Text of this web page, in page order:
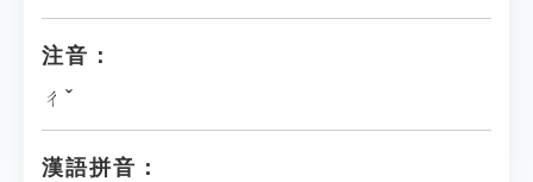
注音：
ㄔˇ
漢語拼音：